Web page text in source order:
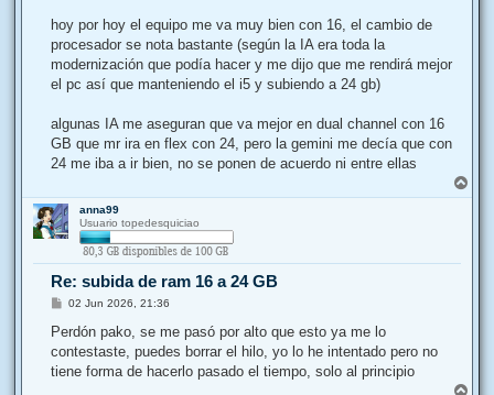
hoy por hoy el equipo me va muy bien con 16, el cambio de
procesador se nota bastante (según la IA era toda la
modernización que podía hacer y me dijo que me rendirá mejor
el pc así que manteniendo el i5 y subiendo a 24 gb)
algunas IA me aseguran que va mejor en dual channel con 16
GB que mr ira en flex con 24, pero la gemini me decía que con
24 me iba a ir bien, no se ponen de acuerdo ni entre ellas
r
anna99
Usuario topedesquiciao
Re: subida de ram 16 a 24 GB
M
n
a
j
02 Jun 2026, 21:36
Perdón pako, se me pasó por alto que esto ya me lo
contestaste, puedes borrar el hilo, yo lo he intentado pero no
tiene forma de hacerlo pasado el tiempo, solo al principio